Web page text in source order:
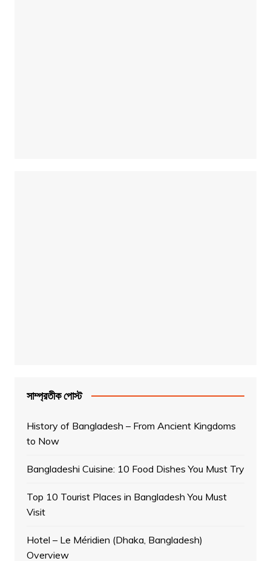
সাম্প্রতীক পোস্ট
History of Bangladesh – From Ancient Kingdoms
to Now
Bangladeshi Cuisine: 10 Food Dishes You Must Try
Top 10 Tourist Places in Bangladesh You Must
Visit
Hotel – Le Méridien (Dhaka, Bangladesh)
Overview